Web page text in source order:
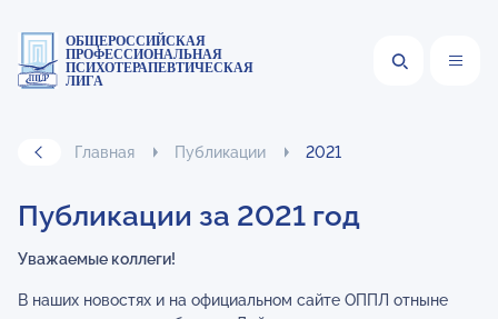
ОБЩЕРОССИЙСКАЯ
ПРОФЕССИОНАЛЬНАЯ
ПСИХОТЕРАПЕВТИЧЕСКАЯ
ЛИГА
Главная Публикации 2021
Публикации за 2021 год
Уважаемые коллеги!
В наших новостях и на официальном сайте ОППЛ отныне